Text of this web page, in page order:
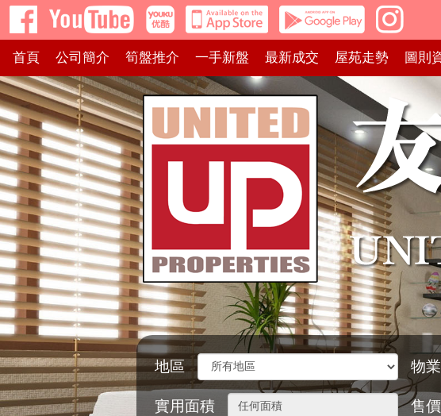
首頁 公司簡介 筍盤推介 一手新盤 最新成交 屋苑走勢 圖則
地區 物
實用面積 售價